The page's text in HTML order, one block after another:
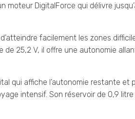
moteur DigitalForce qui délivre
facilement les zones
25,2 V, il offre une autonomie
qui affiche l’autonomie restante
intensif. Son réservoir de 0,9